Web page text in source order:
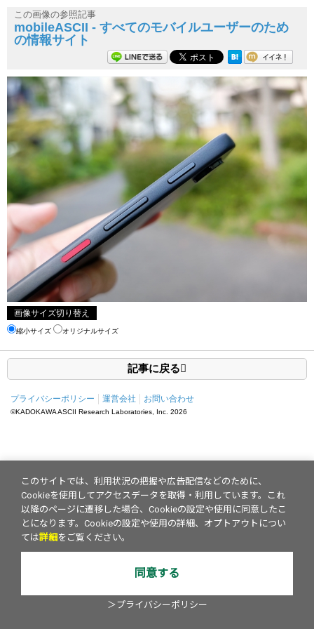
この画像の参照記事
mobileASCII - すべてのモバイルユーザーのため
の情報サイト
画像サイズ切り替え
縮小サイズ オリジナルサイズ
記事に戻る
プライバシーポリシー 運営会社 お問い合わせ
©KADOKAWA ASCII Research Laboratories, Inc. 2026
このサイトでは、利用状況の把握や広告配信などのために、
Cookieを使用してアクセスデータを取得・利用しています。これ
以降のページに遷移した場合、Cookieの設定や使用に同意したこ
とになります。Cookieの設定や使用の詳細、オプトアウトについ
ては詳細 をご覧ください。
同意する
＞プライバシーポリシー